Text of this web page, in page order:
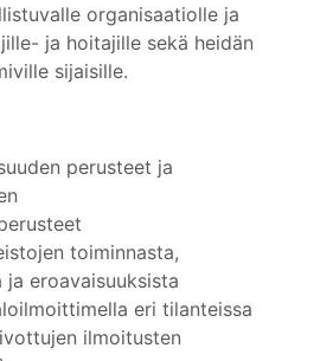
organisaatiolle ja
ja hoitajille sekä heidän
sijaisille.
perusteet ja
toiminnasta,
ja eroavaisuuksista
eri tilanteissa
ilmoitusten